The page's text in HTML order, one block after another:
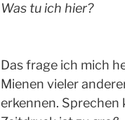
Was tu ich hier?
Das frage ich mich
Mienen vieler
erkennen. Sprechen